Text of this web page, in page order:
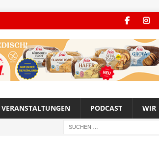
VERANSTALTUNGEN PODCAST WIR